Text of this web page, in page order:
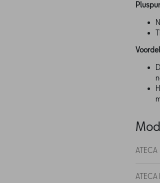
ATECA
ATECA